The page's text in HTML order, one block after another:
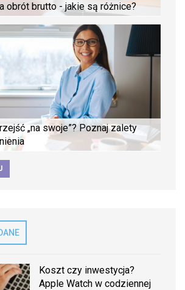
obrót brutto - jakie są różnice?
„na swoje”? Poznaj zalety
Koszt czy inwestycja?
Apple Watch w codziennej